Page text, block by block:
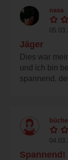
nasa
Jäger
Dies war
und ich bin
spannend,
Spannend!